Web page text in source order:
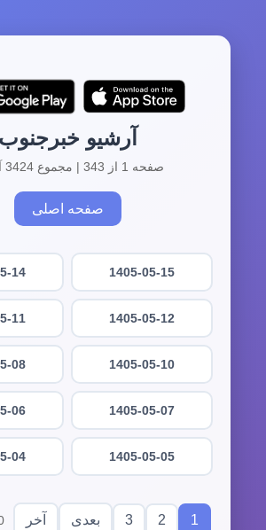
آرشیو خبرجنوب
صفحه 1 از 343 | مجموع 3424 آرشیو
صفحه اصلی
1405-05-15
14
1405-05-12
11
1405-05-10
08
1405-05-07
06
1405-05-05
04
1
2
3 بعدی آخر